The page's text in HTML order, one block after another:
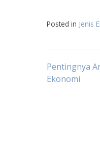
Posted in Jenis
Post
Pentingnya
Ekonomi